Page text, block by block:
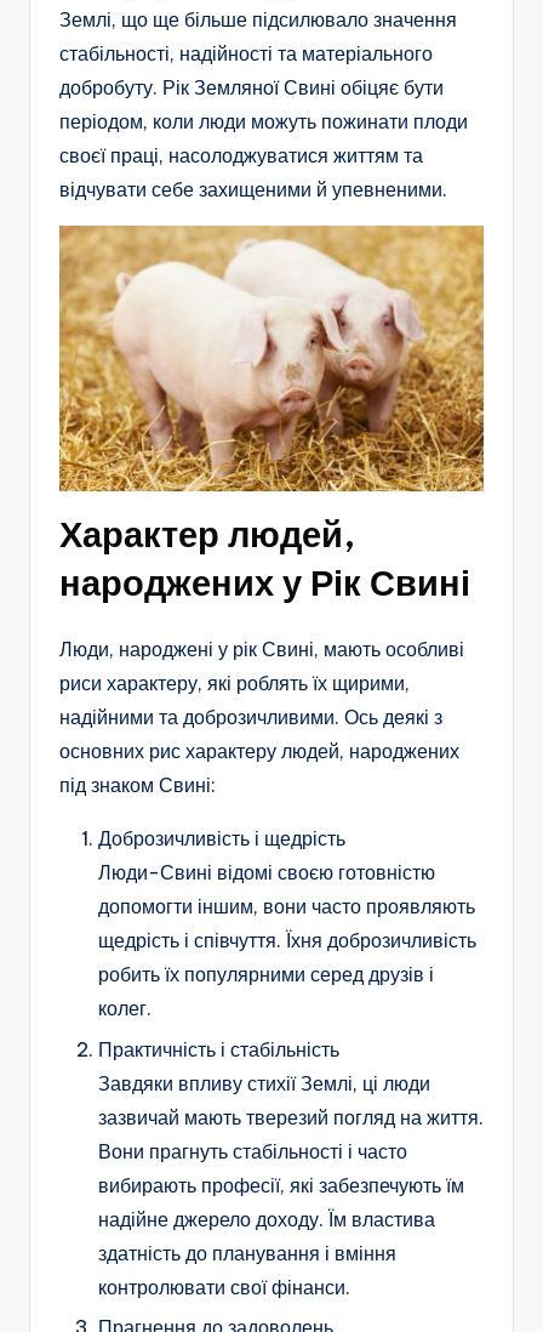
Землі, що ще більше підсилювало значення
стабільності, надійності та матеріального
добробуту. Рік Земляної Свині обіцяє бути
періодом, коли люди можуть пожинати плоди
своєї праці, насолоджуватися життям та
відчувати себе захищеними й упевненими.
Характер людей,
народжених у Рік Свині
Люди, народжені у рік Свині, мають особливі
риси характеру, які роблять їх щирими,
надійними та доброзичливими. Ось деякі з
основних рис характеру людей, народжених
під знаком Свині:
Доброзичливість і щедрість
Люди-Свині відомі своєю готовністю
допомогти іншим, вони часто проявляють
щедрість і співчуття. Їхня доброзичливість
робить їх популярними серед друзів і
колег.
Практичність і стабільність
Завдяки впливу стихії Землі, ці люди
зазвичай мають тверезий погляд на життя.
Вони прагнуть стабільності і часто
вибирають професії, які забезпечують їм
надійне джерело доходу. Їм властива
здатність до планування і вміння
контролювати свої фінанси.
Прагнення до задоволень